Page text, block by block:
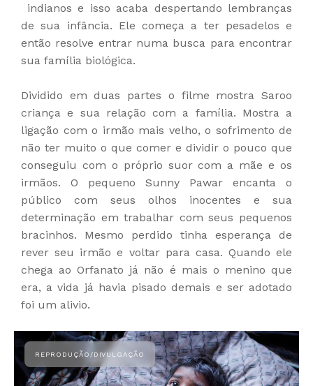
indianos e isso acaba despertando lembranças
de sua infância. Ele começa a ter pesadelos e
então resolve entrar numa busca para encontrar
sua família biológica.
Dividido em duas partes o filme mostra Saroo
criança e sua relação com a família. Mostra a
ligação com o irmão mais velho, o sofrimento de
não ter muito o que comer e dividir o pouco que
conseguiu com o próprio suor com a mãe e os
irmãos. O pequeno Sunny Pawar encanta o
público com seus olhos inocentes e sua
determinação em trabalhar com seus pequenos
bracinhos. Mesmo perdido tinha esperança de
rever seu irmão e voltar para casa. Quando ele
chega ao Orfanato já não é mais o menino que
era, a vida já havia pisado demais e ser adotado
foi um alivio.